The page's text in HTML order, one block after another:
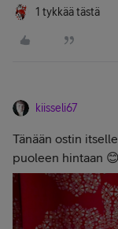
1 tykkää tästä
kiisseli67
Tänään ostin
puoleen hintaan 😊